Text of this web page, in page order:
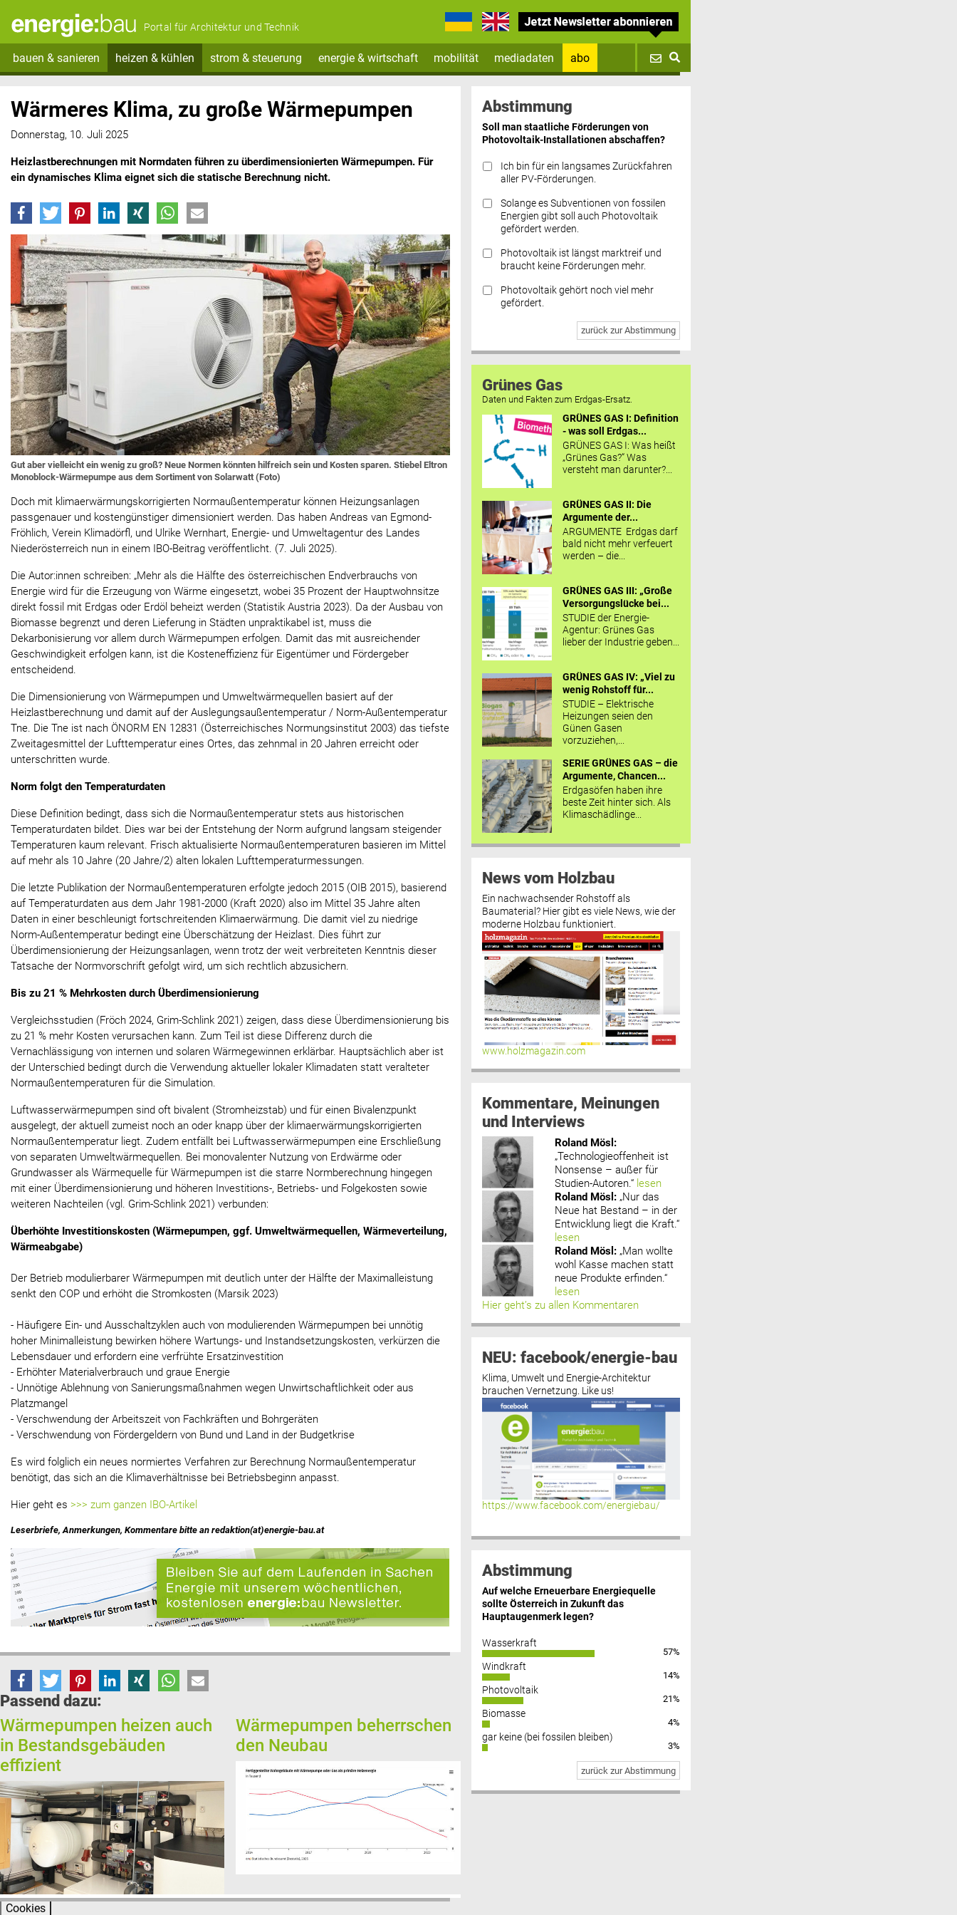
Portal für Architektur und Technik
bauen & sanieren heizen & kühlen strom & steuerung energie & wirtschaft mobilität mediadaten
abo
Datenschutz FAQs
Wärmeres Klima, zu große Wärmepumpen
Donnerstag, 10. Juli 2025
Heizlastberechnungen mit Normdaten führen zu überdimensionierten Wärmepumpen. Für
ein dynamisches Klima eignet sich die statische Berechnung nicht.
Gut aber vielleicht ein wenig zu groß? Neue Normen könnten hilfreich sein und Kosten sparen. Stiebel Eltron
Monoblock-Wärmepumpe aus dem Sortiment von Solarwatt (Foto)
Doch mit klimaerwärmungskorrigierten Normaußentemperatur können Heizungsanlagen
passgenauer und kostengünstiger dimensioniert werden. Das haben Andreas van Egmond-
Fröhlich, Verein Klimadörfl, und Ulrike Wernhart, Energie- und Umweltagentur des Landes
Niederösterreich nun in einem IBO-Beitrag veröffentlicht. (7. Juli 2025).
Die Autor:innen schreiben: „Mehr als die Hälfte des österreichischen Endverbrauchs von
Energie wird für die Erzeugung von Wärme eingesetzt, wobei 35 Prozent der Hauptwohnsitze
direkt fossil mit Erdgas oder Erdöl beheizt werden (Statistik Austria 2023). Da der Ausbau von
Biomasse begrenzt und deren Lieferung in Städten unpraktikabel ist, muss die
Dekarbonisierung vor allem durch Wärmepumpen erfolgen. Damit das mit ausreichender
Geschwindigkeit erfolgen kann, ist die Kosteneffizienz für Eigentümer und Fördergeber
entscheidend.
Die Dimensionierung von Wärmepumpen und Umweltwärmequellen basiert auf der
Heizlastberechnung und damit auf der Auslegungsaußentemperatur / Norm-Außentemperatur
Tne. Die Tne ist nach ÖNORM EN 12831 (Österreichisches Normungsinstitut 2003) das tiefste
Zweitagesmittel der Lufttemperatur eines Ortes, das zehnmal in 20 Jahren erreicht oder
unterschritten wurde.
Norm folgt den Temperaturdaten
Diese Definition bedingt, dass sich die Normaußentemperatur stets aus historischen
Temperaturdaten bildet. Dies war bei der Entstehung der Norm aufgrund langsam steigender
Temperaturen kaum relevant. Frisch aktualisierte Normaußentemperaturen basieren im Mittel
auf mehr als 10 Jahre (20 Jahre/2) alten lokalen Lufttemperaturmessungen.
Die letzte Publikation der Normaußentemperaturen erfolgte jedoch 2015 (OIB 2015), basierend
auf Temperaturdaten aus dem Jahr 1981-2000 (Kraft 2020) also im Mittel 35 Jahre alten
Daten in einer beschleunigt fortschreitenden Klimaerwärmung. Die damit viel zu niedrige
Norm-Außentemperatur bedingt eine Überschätzung der Heizlast. Dies führt zur
Überdimensionierung der Heizungsanlagen, wenn trotz der weit verbreiteten Kenntnis dieser
Tatsache der Normvorschrift gefolgt wird, um sich rechtlich abzusichern.
Bis zu 21 % Mehrkosten durch Überdimensionierung
Vergleichsstudien (Fröch 2024, Grim-Schlink 2021) zeigen, dass diese Überdimensionierung bis
zu 21 % mehr Kosten verursachen kann. Zum Teil ist diese Differenz durch die
Vernachlässigung von internen und solaren Wärmegewinnen erklärbar. Hauptsächlich aber ist
der Unterschied bedingt durch die Verwendung aktueller lokaler Klimadaten statt veralteter
Normaußentemperaturen für die Simulation.
Luftwasserwärmepumpen sind oft bivalent (Stromheizstab) und für einen Bivalenzpunkt
ausgelegt, der aktuell zumeist noch an oder knapp über der klimaerwärmungskorrigierten
Normaußentemperatur liegt. Zudem entfällt bei Luftwasserwärmepumpen eine Erschließung
von separaten Umweltwärmequellen. Bei monovalenter Nutzung von Erdwärme oder
Grundwasser als Wärmequelle für Wärmepumpen ist die starre Normberechnung hingegen
mit einer Überdimensionierung und höheren Investitions-, Betriebs- und Folgekosten sowie
weiteren Nachteilen (vgl. Grim-Schlink 2021) verbunden:
Überhöhte Investitionskosten (Wärmepumpen, ggf. Umweltwärmequellen, Wärmeverteilung,
Wärmeabgabe)
Der Betrieb modulierbarer Wärmepumpen mit deutlich unter der Hälfte der Maximalleistung
senkt den COP und erhöht die Stromkosten (Marsik 2023)
- Häufigere Ein- und Ausschaltzyklen auch von modulierenden Wärmepumpen bei unnötig
hoher Minimalleistung bewirken höhere Wartungs- und Instandsetzungskosten, verkürzen die
Lebensdauer und erfordern eine verfrühte Ersatzinvestition
- Erhöhter Materialverbrauch und graue Energie
- Unnötige Ablehnung von Sanierungsmaßnahmen wegen Unwirtschaftlichkeit oder aus
Platzmangel
- Verschwendung der Arbeitszeit von Fachkräften und Bohrgeräten
- Verschwendung von Fördergeldern von Bund und Land in der Budgetkrise
Es wird folglich ein neues normiertes Verfahren zur Berechnung Normaußentemperatur
benötigt, das sich an die Klimaverhältnisse bei Betriebsbeginn anpasst.
Hier geht es >>> zum ganzen IBO-Artikel
Leserbriefe, Anmerkungen, Kommentare bitte an redaktion(at)energie-bau.at
Passend dazu:
Wärmepumpen heizen auch
in Bestandsgebäuden
effizient
Wärmepumpen beherrschen
den Neubau
Abstimmung
Soll man staatliche Förderungen von
Photovoltaik-Installationen abschaffen?
Ich bin für ein langsames Zurückfahren
aller PV-Förderungen.
Solange es Subventionen von fossilen
Energien gibt soll auch Photovoltaik
gefördert werden.
Photovoltaik ist längst marktreif und
braucht keine Förderungen mehr.
Photovoltaik gehört noch viel mehr
gefördert.
zurück zur Abstimmung
Grünes Gas
Daten und Fakten zum Erdgas-Ersatz.
GRÜNES GAS I: Definition
- was soll Erdgas...
GRÜNES GAS I: Was heißt
„Grünes Gas?“ Was
versteht man darunter?...
GRÜNES GAS II: Die
Argumente der...
ARGUMENTE Erdgas darf
bald nicht mehr verfeuert
werden – die...
GRÜNES GAS III: „Große
Versorgungslücke bei...
STUDIE der Energie-
Agentur: Grünes Gas
lieber der Industrie geben...
GRÜNES GAS IV: „Viel zu
wenig Rohstoff für...
STUDIE – Elektrische
Heizungen seien den
Günen Gasen
vorzuziehen,...
SERIE GRÜNES GAS – die
Argumente, Chancen...
Erdgasöfen haben ihre
beste Zeit hinter sich. Als
Klimaschädlinge...
News vom Holzbau
Ein nachwachsender Rohstoff als
Baumaterial? Hier gibt es viele News, wie der
moderne Holzbau funktioniert.
www.holzmagazin.com
Kommentare, Meinungen
und Interviews
Roland Mösl :
„Technologieoffenheit ist
Nonsense – außer für
Studien-Autoren.“ lesen
Roland Mösl : „Nur das
Neue hat Bestand – in der
Entwicklung liegt die Kraft.“
lesen
Roland Mösl : „Man wollte
wohl Kasse machen statt
neue Produkte erfinden.“
lesen
Hier geht’s zu allen Kommentaren
NEU: facebook/energie-bau
Klima, Umwelt und Energie-Architektur
brauchen Vernetzung. Like us!
https://www.facebook.com/energiebau/
Abstimmung
Auf welche Erneuerbare Energiequelle
sollte Österreich in Zukunft das
Hauptaugenmerk legen?
Wasserkraft
57%
Windkraft
14%
Photovoltaik
21%
Biomasse
4%
gar keine (bei fossilen bleiben)
3%
zurück zur Abstimmung
Cookies